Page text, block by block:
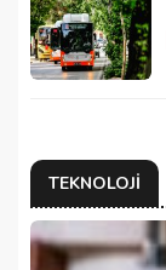
TEKNOLOJI